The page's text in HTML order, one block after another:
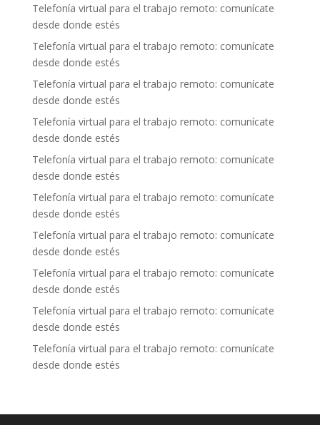
Telefonía virtual para el trabajo remoto: comunícate
desde donde estés
Telefonía virtual para el trabajo remoto: comunícate
desde donde estés
Telefonía virtual para el trabajo remoto: comunícate
desde donde estés
Telefonía virtual para el trabajo remoto: comunícate
desde donde estés
Telefonía virtual para el trabajo remoto: comunícate
desde donde estés
Telefonía virtual para el trabajo remoto: comunícate
desde donde estés
Telefonía virtual para el trabajo remoto: comunícate
desde donde estés
Telefonía virtual para el trabajo remoto: comunícate
desde donde estés
Telefonía virtual para el trabajo remoto: comunícate
desde donde estés
Telefonía virtual para el trabajo remoto: comunícate
desde donde estés